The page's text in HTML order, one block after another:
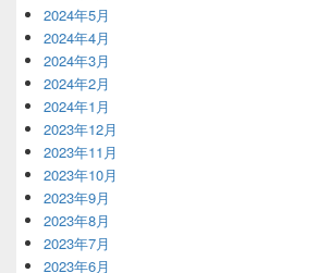
2024年5月
2024年4月
2024年3月
2024年2月
2024年1月
2023年12月
2023年11月
2023年10月
2023年9月
2023年8月
2023年7月
2023年6月